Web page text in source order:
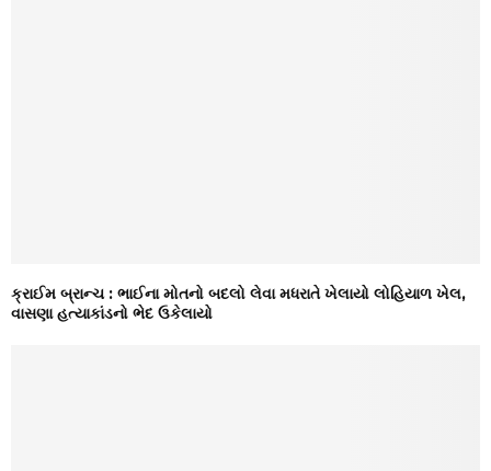
ક્રાઈમ બ્રાન્ચ : ભાઈના મોતનો બદલો લેવા મધરાતે ખેલાયો લોહિયાળ ખેલ,
વાસણા હત્યાકાંડનો ભેદ ઉકેલાયો